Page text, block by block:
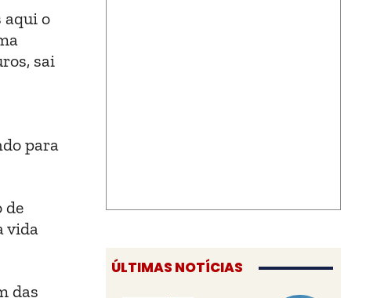
aqui o
sai
para
de
vida
das
ÚLTIMAS NOTÍCIAS